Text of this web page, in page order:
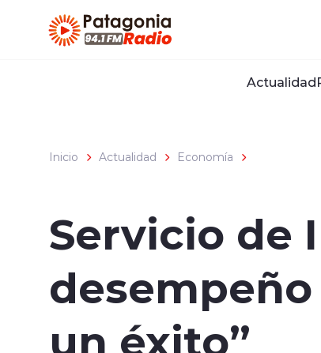
Actualidad
Inicio Actualidad Economía
Servicio de
desempeño
un éxito”